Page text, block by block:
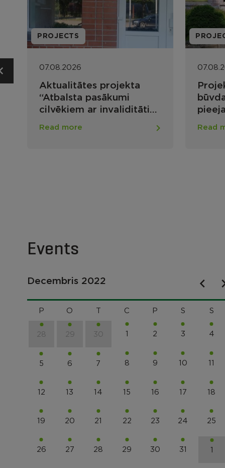
PROJECTS
07.08.2026
Projekta ietvaros uzsākti
būvdarbi vides
pieejamības
nodrošināšanai Maltas
apvienības pārvaldes ēkā
Read more Read
Events
Decembris 2022
P O C P S S
28 29 30 1 2 3 4
5 6 7 8 9 10 11
12 13 14 15 16 17 18
19 20 21 22 23 24 25
26 27 28 29 30 31 1